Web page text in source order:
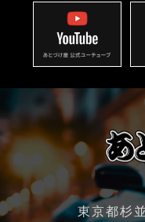
東京都杉